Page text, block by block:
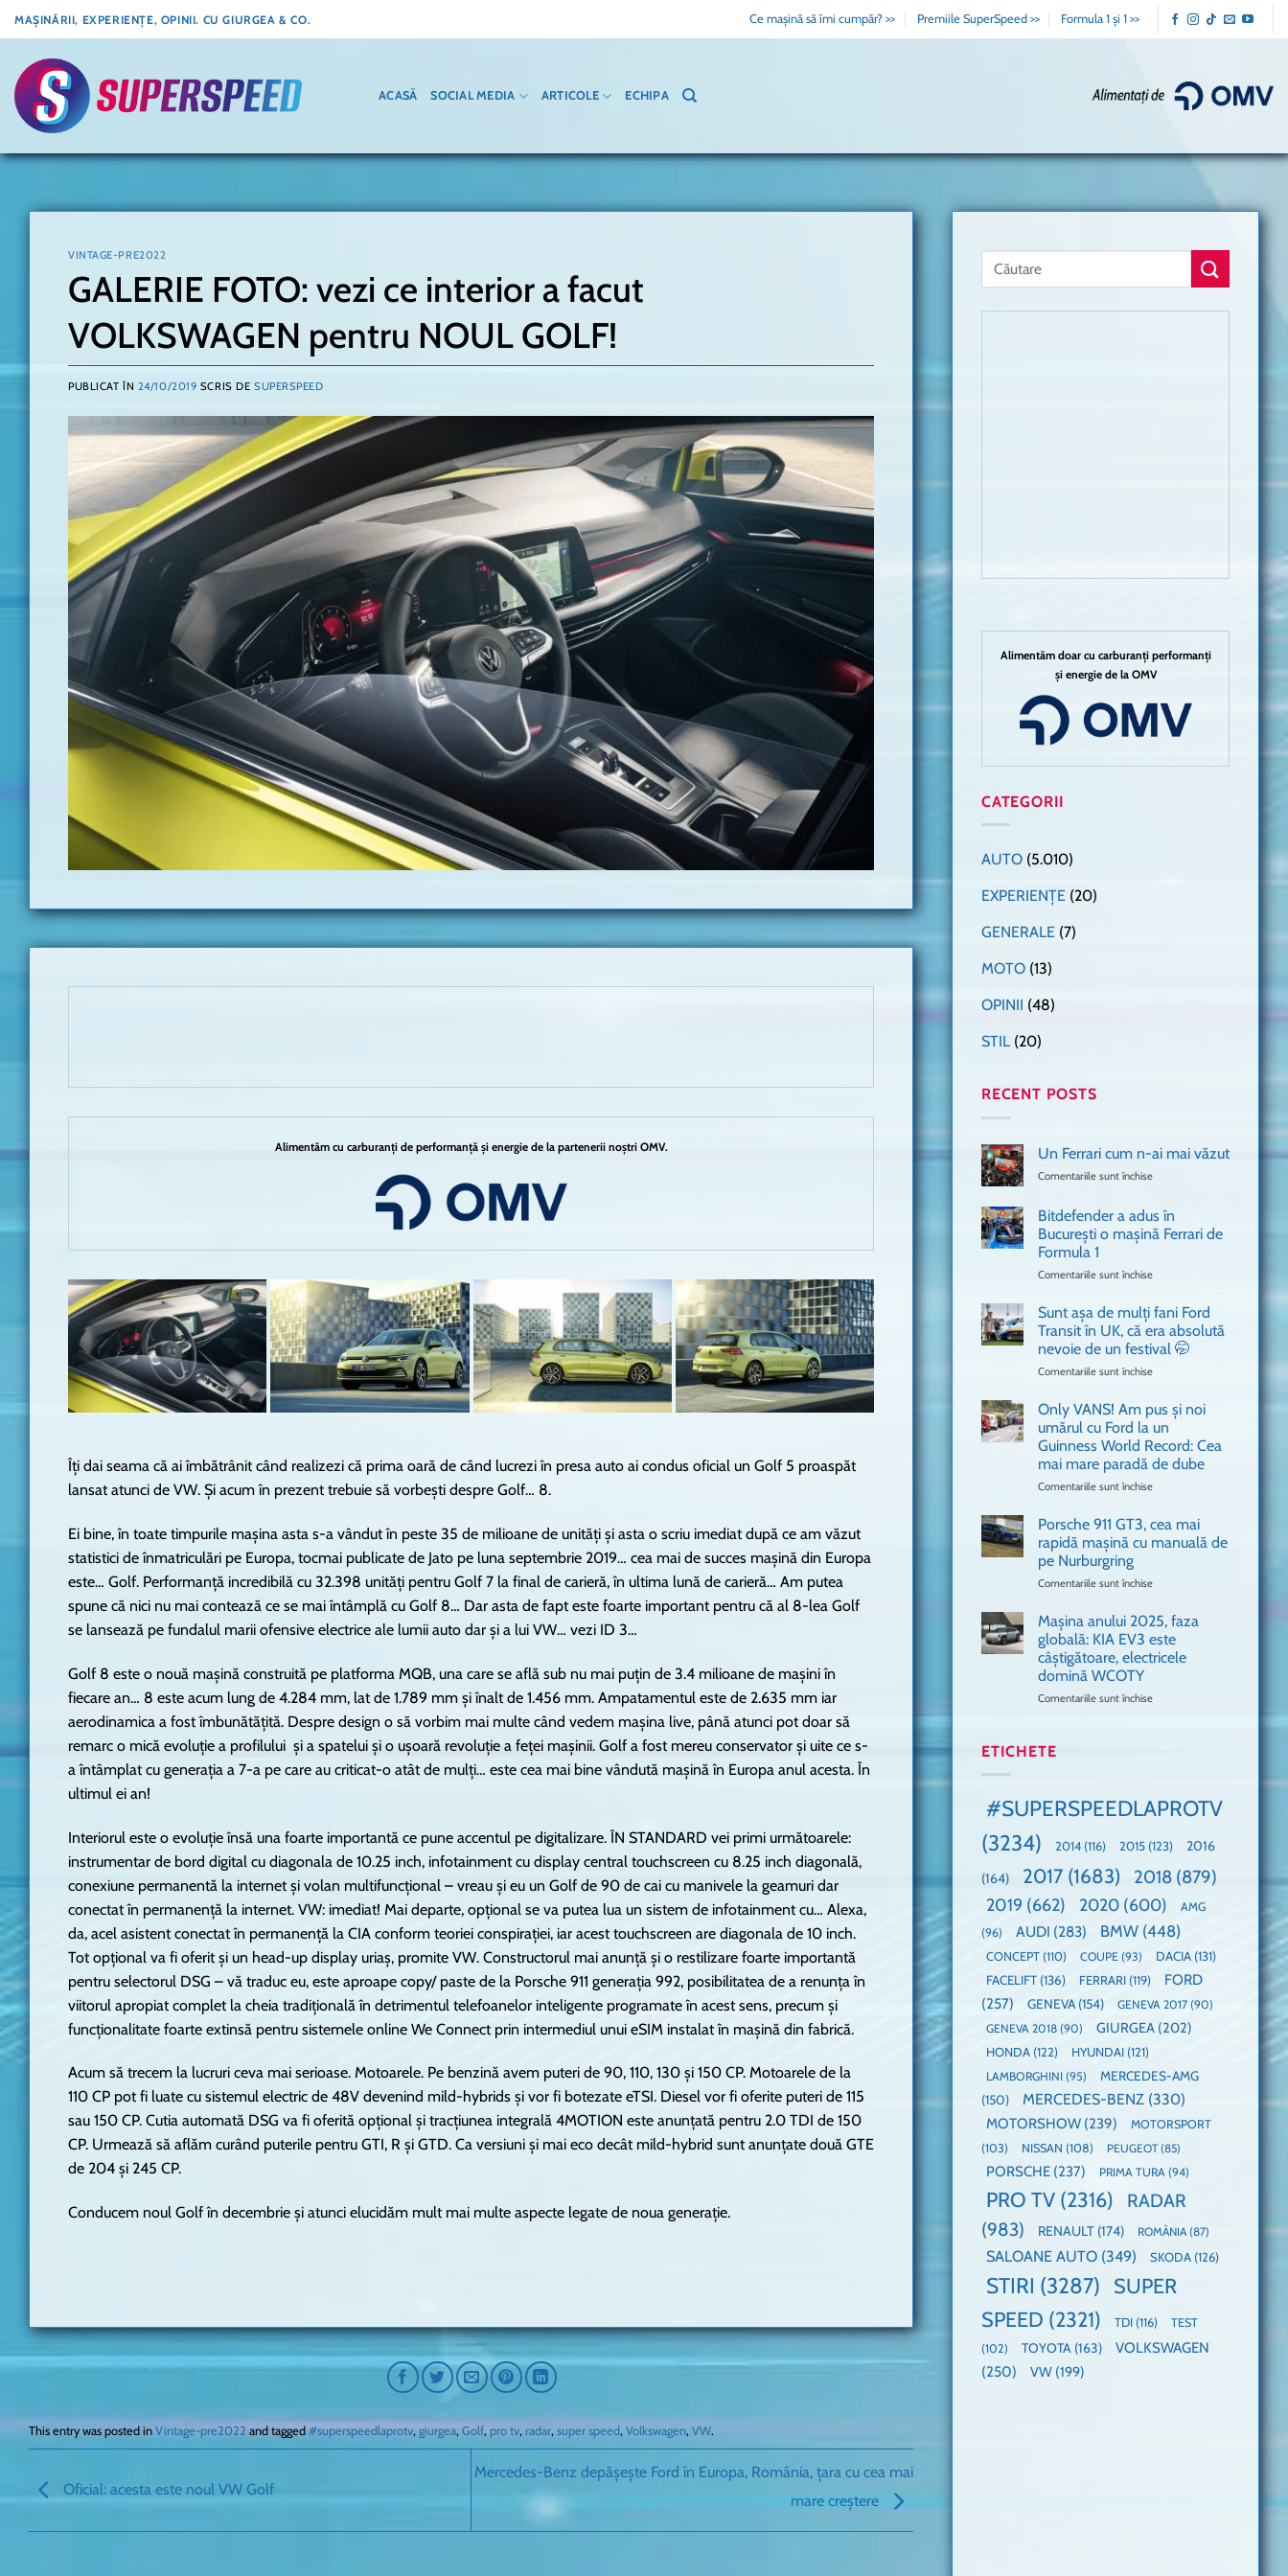
Skip
to
content
MAȘINĂRII, EXPERIENȚE, OPINII. CU GIURGEA & CO. Ce mașină să îmi cumpăr? >> Premiile SuperSpeed >> Formula 1 și 1 >>
ACASĂ SOCIAL MEDIA ARTICOLE ECHIPA
VINTAGE-PRE2022
GALERIE FOTO: vezi ce interior a facut
VOLKSWAGEN pentru NOUL GOLF!
PUBLICAT ÎN 24/10/2019 SCRIS DE SUPERSPEED
Alimentăm cu carburanți de performanță și energie de la partenerii noștri OMV.
Îți dai seama că ai îmbătrânit când realizezi că prima oară de când lucrezi în presa auto ai condus oficial un Golf 5 proaspăt
lansat atunci de VW. Și acum în prezent trebuie să vorbești despre Golf… 8.
Ei bine, în toate timpurile mașina asta s-a vândut în peste 35 de milioane de unități și asta o scriu imediat după ce am văzut
statistici de înmatriculări pe Europa, tocmai publicate de Jato pe luna septembrie 2019… cea mai de succes mașină din Europa
este… Golf. Performanță incredibilă cu 32.398 unități pentru Golf 7 la final de carieră, în ultima lună de carieră… Am putea
spune că nici nu mai contează ce se mai întâmplă cu Golf 8… Dar asta de fapt este foarte important pentru că al 8-lea Golf
se lansează pe fundalul marii ofensive electrice ale lumii auto dar și a lui VW… vezi ID 3…
Golf 8 este o nouă mașină construită pe platforma MQB, una care se află sub nu mai puțin de 3.4 milioane de mașini în
fiecare an… 8 este acum lung de 4.284 mm, lat de 1.789 mm și înalt de 1.456 mm. Ampatamentul este de 2.635 mm iar
aerodinamica a fost îmbunătățită. Despre design o să vorbim mai multe când vedem mașina live, până atunci pot doar să
remarc o mică evoluție a profilului și a spatelui și o ușoară revoluție a feței mașinii. Golf a fost mereu conservator și uite ce s-
a întâmplat cu generația a 7-a pe care au criticat-o atât de mulți… este cea mai bine vândută mașină în Europa anul acesta. În
ultimul ei an!
Interiorul este o evoluție însă una foarte importantă ce pune accentul pe digitalizare. ÎN STANDARD vei primi următoarele:
instrumentar de bord digital cu diagonala de 10.25 inch, infotainment cu display central touchscreen cu 8.25 inch diagonală,
conexiune permanentă la internet și volan multifuncțional – vreau și eu un Golf de 90 de cai cu manivele la geamuri dar
conectat în permanență la internet. VW: imediat! Mai departe, opțional se va putea lua un sistem de infotainment cu… Alexa,
da, acel asistent conectat în permanență la CIA conform teoriei conspirației, iar acest touchscreen are diagonala de 10 inch.
Tot opțional va fi oferit și un head-up display uriaș, promite VW. Constructorul mai anunță și o restilizare foarte importantă
pentru selectorul DSG – vă traduc eu, este aproape copy/ paste de la Porsche 911 generația 992, posibilitatea de a renunța în
viitorul apropiat complet la cheia tradițională în detrimentul telefoanelor inteligente programate în acest sens, precum și
funcționalitate foarte extinsă pentru sistemele online We Connect prin intermediul unui eSIM instalat în mașină din fabrică.
Acum să trecem la lucruri ceva mai serioase. Motoarele. Pe benzină avem puteri de 90, 110, 130 și 150 CP. Motoarele de la
110 CP pot fi luate cu sistemul electric de 48V devenind mild-hybrids și vor fi botezate eTSI. Diesel vor fi oferite puteri de 115
sau 150 CP. Cutia automată DSG va fi oferită opțional și tracțiunea integrală 4MOTION este anunțată pentru 2.0 TDI de 150
CP. Urmează să aflăm curând puterile pentru GTI, R și GTD. Ca versiuni și mai eco decât mild-hybrid sunt anunțate două GTE
de 204 și 245 CP.
Conducem noul Golf în decembrie și atunci elucidăm mult mai multe aspecte legate de noua generație.
This entry was posted in Vintage-pre2022and tagged#superspeedlaprotv,giurgea,Golf, pro tv, radar, super speed, Volkswagen, VW.
Oficial: acesta este noul VW Golf
Mercedes-Benz depășește Ford în Europa, România, țara cu cea mai
mare creștere
Alimentăm doar cu carburanți performanți
și energie de la OMV
CATEGORII
AUTO (5.010)
EXPERIENȚE (20)
GENERALE (7)
MOTO (13)
OPINII (48)
STIL (20)
RECENT POSTS
Un Ferrari cum n-ai mai văzut
Comentariile sunt închise
Ferrari
cum
n-
Bitdefender a adus în
București o mașină Ferrari de
Formula 1
Comentariile sunt închise
a
adus
în
București
Ferrari
Formula
1
Sunt așa de mulți fani Ford
Transit în UK, că era absolută
nevoie de un festival 🤭
Comentariile sunt închise
de
mulți
fani
Ford
că
era
un
festival
🤭
Only VANS! Am pus și noi
umărul cu Ford la un
Guinness World Record: Cea
mai mare paradă de dube
Comentariile sunt închise
Am
pus
cu
Ford
la
un
dube
Porsche 911 GT3, cea mai
rapidă mașină cu manuală de
pe Nurburgring
Comentariile sunt închise
911
GT3,
cea
mai
Mașina anului 2025, faza
globală: KIA EV3 este
câștigătoare, electricele
domină WCOTY
Comentariile sunt închise
EV3
câștigătoare,
domină
ETICHETE
#SUPERSPEEDLAPROTV
(3234)
2014 (116) 2015 (123) 2016
(164) 2017 (1683) 2018 (879)
2019 (662) 2020 (600)
AMG
(96)
AUDI (283) BMW (448)
CONCEPT (110) COUPE (93) DACIA (131)
FACELIFT (136) FERRARI (119)
FORD
(257)
GENEVA(154) GENEVA 2017 (90)
GENEVA 2018 (90) GIURGEA (202)
HONDA (122) HYUNDAI (121)
LAMBORGHINI (95)
MERCEDES-AMG
(150)
MERCEDES-BENZ (330)
MOTORSHOW (239)
MOTORSPORT
(103)
NISSAN (108) PEUGEOT(85)
PORSCHE (237) PRIMA TURA (94)
PRO TV (2316)
RADAR
(983)
RENAULT (174) ROMÂNIA(87)
SALOANE AUTO (349) SKODA (126)
STIRI (3287)
SUPER
SPEED (2321) TDI (116)
TEST
(102)
TOYOTA (163)
VOLKSWAGEN
(250)
VW (199)